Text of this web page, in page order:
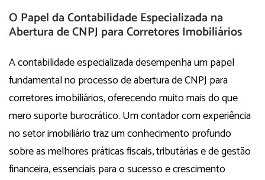
O Papel da Contabilidade Especializada na
Abertura de CNPJ para Corretores Imobiliários
A contabilidade especializada desempenha um papel
fundamental no processo de abertura de CNPJ para
corretores imobiliários, oferecendo muito mais do que
mero suporte burocrático. Um contador com experiência
no setor imobiliário traz um conhecimento profundo
sobre as melhores práticas fiscais, tributárias e de gestão
financeira, essenciais para o sucesso e crescimento